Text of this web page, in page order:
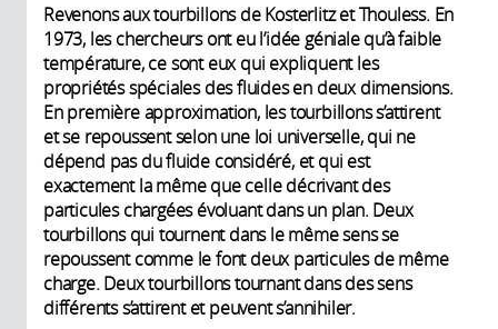
Revenons aux tourbillons de Kosterlitz et Thouless. En
1973, les chercheurs ont eu l’idée géniale qu’à faible
température, ce sont eux qui expliquent les
propriétés spéciales des fluides en deux dimensions.
En première approximation, les tourbillons s’attirent
et se repoussent selon une loi universelle, qui ne
dépend pas du fluide considéré, et qui est
exactement la même que celle décrivant des
particules chargées évoluant dans un plan. Deux
tourbillons qui tournent dans le même sens se
repoussent comme le font deux particules de même
charge. Deux tourbillons tournant dans des sens
différents s’attirent et peuvent s’annihiler.